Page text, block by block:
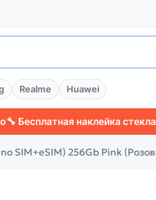
Realme Huawei
наклейка стекла⚡
SIM+eSIM) 256Gb Pink